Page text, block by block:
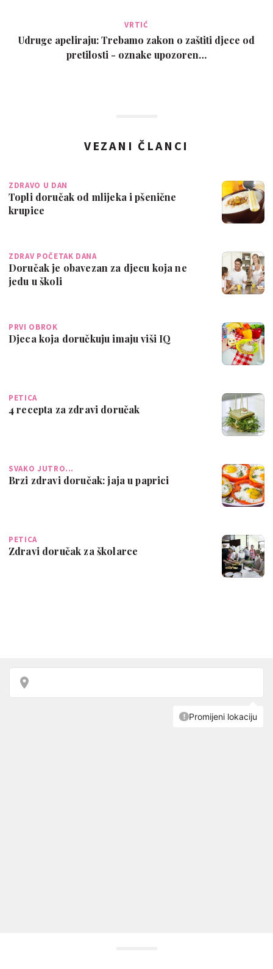
VRTIĆ
Udruge apeliraju: Trebamo zakon o zaštiti djece od
pretilosti - oznake upozoren…
VEZANI ČLANCI
ZDRAVO U DAN
Topli doručak od mlijeka i pšenične
krupice
ZDRAV POČETAK DANA
Doručak je obavezan za djecu koja ne
jedu u školi
PRVI OBROK
Djeca koja doručkuju imaju viši IQ
PETICA
4 recepta za zdravi doručak
SVAKO JUTRO...
Brzi zdravi doručak: jaja u paprici
PETICA
Zdravi doručak za školarce